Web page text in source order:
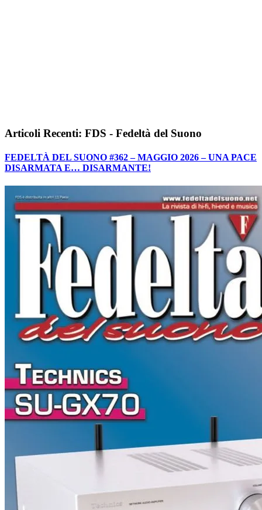
Articoli Recenti: FDS - Fedeltà del Suono
FEDELTÀ DEL SUONO #362 – MAGGIO 2026 – UNA PACE
DISARMATA E… DISARMANTE!